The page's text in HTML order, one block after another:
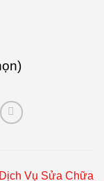
Vụ Sửa Chữa